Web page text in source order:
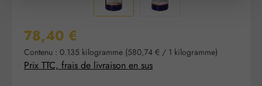
Prix régulier :
78,40 €
Contenu : 0.135 kilogramme (580,74 € / 1 kilogramme)
Prix TTC, frais de livraison en sus